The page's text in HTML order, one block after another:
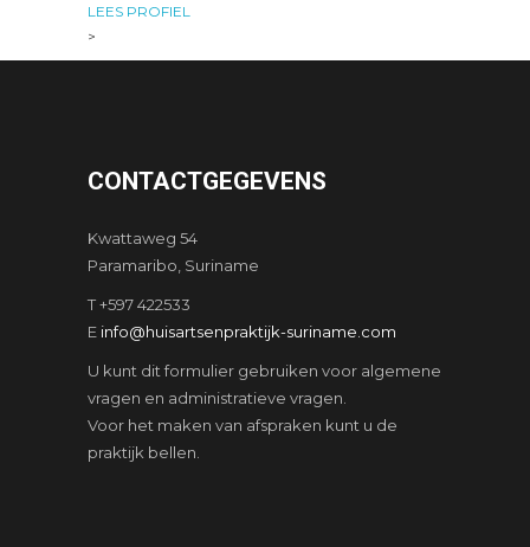
LEES PROFIEL
>
CONTACTGEGEVENS
Kwattaweg 54
Paramaribo, Suriname
T +597 422533
E info@huisartsenpraktijk-suriname.com
U kunt dit formulier gebruiken voor algemene
vragen en administratieve vragen.
Voor het maken van afspraken kunt u de
praktijk bellen.